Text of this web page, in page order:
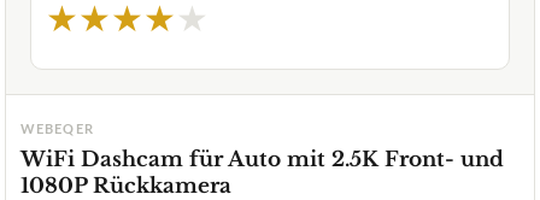
★★★★★
WEBEQER
WiFi Dashcam für Auto mit 2.5K Front- und
1080P Rückkamera